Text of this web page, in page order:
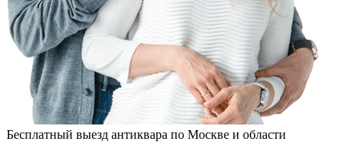
Бесплатный выезд антиквара по Москве и области